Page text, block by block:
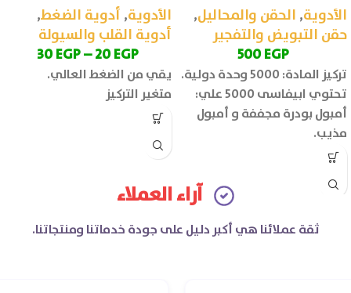
الأدوية, الحقن والمحاليل,
حقن التبويض والتفجير
500EGP
تركيز المادة: 5000 وحدة دولية.
تحتوي ابيفاسى 5000 علي:
أمبول بودرة مجففة و أمبول
مذيب.
الأدوية, أدوية الضغط,
أدوية القلب والسيولة
20EGP
–
30EGP
يقي من الضغط العالي.
متغير التركيز
آراء العملاء
ثقة عملائنا هي أكبر دليل على جودة خدماتنا ومنتجاتنا.